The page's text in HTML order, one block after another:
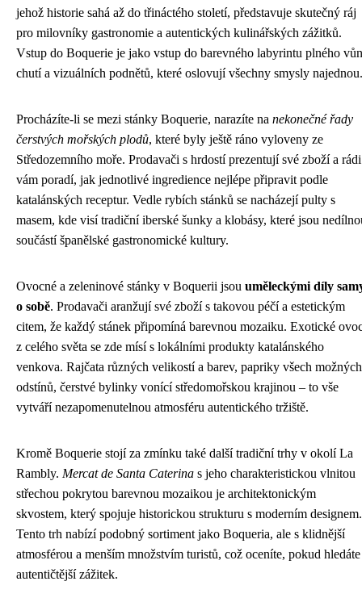
jehož historie sahá až do třináctého století, představuje skutečný ráj
pro milovníky gastronomie a autentických kulinářských zážitků.
Vstup do Boquerie je jako vstup do barevného labyrintu plného
chutí a vizuálních podnětů, které oslovují všechny smysly najednou.
Procházíte-li se mezi stánky Boquerie, narazíte na nekonečné řady
čerstvých mořských plodů, které byly ještě ráno vyloveny ze
Středozemního moře. Prodavači s hrdostí prezentují své zboží a rádi
vám poradí, jak jednotlivé ingredience nejlépe připravit podle
katalánských receptur. Vedle rybích stánků se nacházejí pulty s
masem, kde visí tradiční iberské šunky a klobásy, které jsou
součástí španělské gastronomické kultury.
Ovocné a zeleninové stánky v Boquerii jsou uměleckými díly
o sobě. Prodavači aranžují své zboží s takovou péčí a estetickým
citem, že každý stánek připomíná barevnou mozaiku. Exotické
z celého světa se zde mísí s lokálními produkty katalánského
venkova. Rajčata různých velikostí a barev, papriky všech možných
odstínů, čerstvé bylinky vonící středomořskou krajinou – to vše
vytváří nezapomenutelnou atmosféru autentického tržiště.
Kromě Boquerie stojí za zmínku také další tradiční trhy v okolí La
Rambly. Mercat de Santa Caterina s jeho charakteristickou vlnitou
střechou pokrytou barevnou mozaikou je architektonickým
skvostem, který spojuje historickou strukturu s moderním designem.
Tento trh nabízí podobný sortiment jako Boqueria, ale s klidnější
atmosférou a menším množstvím turistů, což oceníte, pokud hledáte
autentičtější zážitek.